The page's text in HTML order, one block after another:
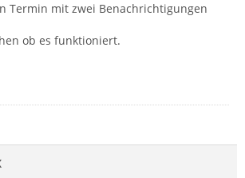
Termin mit zwei Benachrichtigungen
ob es funktioniert.